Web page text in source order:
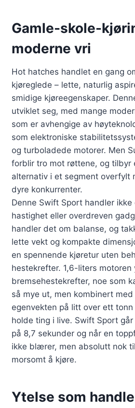
Gamle-skole-
moderne vri
Hot hatches handlet en gang
kjøreglede – lette, naturlig
smidige kjøreegenskaper.
utviklet seg, med mange
som er avhengige av
som elektroniske
og turboladede motorer. Men
forblir tro mot røttene, og tilbyr
alternativ i et segment overfylt
dyre konkurrenter.
Denne Swift Sport handler ikke
hastighet eller overdreven
handler det om balanse, og
lette vekt og kompakte
en spennende kjøretur uten
hestekrefter. 1,6-liters motoren
bremsehestekrefter, noe som
så mye ut, men kombinert
egenvekten på litt over ett
holde ting i live. Swift Sport
på 8,7 sekunder og når en
ikke blærer, men absolutt nok
morsomt å kjøre.
Ytelse som